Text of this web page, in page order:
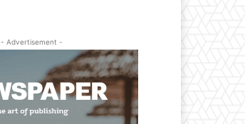
- Advertisement -